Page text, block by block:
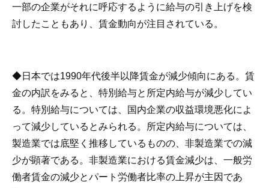
一部の企業がそれに呼応するように給与の引き上げを検
討したこともあり、賃金動向が注目されている。
◆日本では1990年代後半以降賃金が減少傾向にある。賃
金の内訳をみると、特別給与と所定内給与が減少してい
る。特別給与については、国内企業の収益環境悪化によ
って減少しているとみられる。所定内給与については、
製造業では底堅く推移しているものの、非製造業での減
少が顕著である。非製造業における賃金減少は、一般労
働者賃金の減少とパート労働者比率の上昇が主因であ